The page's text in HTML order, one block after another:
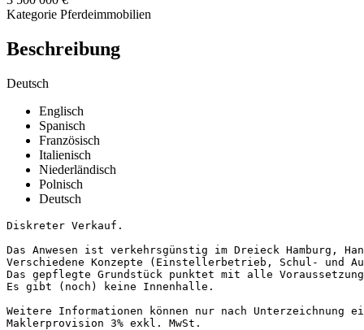
Kategorie Pferdeimmobilien
Beschreibung
Deutsch
Englisch
Spanisch
Französisch
Italienisch
Niederländisch
Polnisch
Deutsch
Diskreter Verkauf.
Das Anwesen ist verkehrsgünstig im Dreieck Hamburg,
Verschiedene Konzepte (Einstellerbetrieb, Schul- und
Das gepflegte Grundstück punktet mit alle
Es gibt (noch) keine Innenhalle.
Weitere Informationen können nur nach Unterzeichnung
Maklerprovision 3% exkl. MwSt.